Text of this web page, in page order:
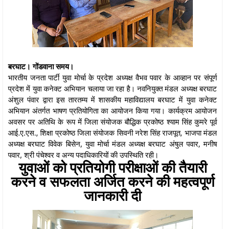
बरघाट। गोंडवाना समय।
भारतीय जनता पार्टी युवा मोर्चा के प्रदेश अध्यक्ष वैभव पवार के आव्हान पर संपूर्ण
प्रदेश में युवा कनेक्ट अभियान चलाया जा रहा है। नवनियुक्त मंडल अध्यक्ष बरघाट
अंशुल पंवार द्वारा इस तारतम्य में शासकीय महाविद्यालय बरघाट में युवा कनेक्ट
अभियान अंतर्गत भाषण प्रतियोगिता का आयोजन किया गया। कार्यक्रम आयोजन
अवसर पर अतिथि के रूप में जिला संयोजक बौद्धिक प्रकोष्ठ श्याम सिंह कुमरे पूर्व
आई.ए.एस., शिक्षा प्रकोष्ठ जिला संयोजक सिवनी नरेश सिंह राजपूत, भाजपा मंडल
अध्यक्ष बरघाट विवेक बिसेन, युवा मोर्चा मंडल अध्यक्ष बरघाट अंषुल पवार, मनीष
पवार, श्री पंचेश्वर व अन्य पदाधिकारियों की उपस्थिति रही।
युवाओं को प्रतियोगी परीक्षाओं की तैयारी
करने व सफलता अर्जित करने की महत्वपूर्ण
जानकारी दी